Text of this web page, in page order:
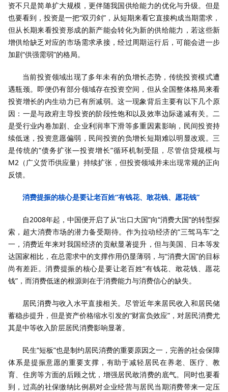
资不只是简单扩大规模，更伴随我国供给能力的优化与升级。但是
也要看到，投资是一把“双刃剑”，从短期来看它直接构成当期需求，
但从长期来看投资形成的新产能会转化为新的供给能力，若这些新
增供给缺乏对应的市场需求承接，经过周期运行后，可能会进一步
加剧“供强需弱”的格局。
当前投资领域出现了多年未有的负增长态势，传统投资模式遭
遇瓶颈。即便仍有部分领域存在投资空间，但从全国整体格局来看
投资增长的内生动力已有所减弱。这一现象背后主要有以下几个原
因：一是与政府主导投资的阶段性饱和以及效率边际递减有关。二
是受行业内卷加剧、企业利润率下滑等多重因素影响，民间投资持
续低迷，投资意愿偏弱，民间投资的负增长短期难以明显改观。三
是传统的“债务扩张—投资增长”循环机制受阻，尽管信贷规模与
M2（广义货币供应量）持续扩张，但投资领域并未出现常规的正向
反馈。
消费提振的核心是要让老百姓“有钱花、敢花钱、愿花钱”
自2008年起，中国便开启了从“出口大国”向“消费大国”的转型探
索，超大消费市场的潜力备受期待。作为拉动经济的“三驾马车”之
一，消费近年来对我国经济的贡献显著提升，但与美国、日本等发
达国家相比，在总需求中的支撑作用仍显薄弱，与“消费大国”的目标
尚有差距。消费提振的核心是要让老百姓“有钱花、敢花钱、愿花
钱”，而消费低迷的根源则在于消费能力与消费信心的缺失。
居民消费与收入水平直接相关。尽管近年来居民收入和居民储
蓄稳步提升，但是资产价格缩水引发的“财富负效应”，对居民消费尤
其是中等收入阶层居民消费影响显著。
民生“短板”也是制约居民消费的重要原因之一，完善的社会保障
体系是提振意愿的重要支撑，有助于减轻居民在养老、医疗、教
育、住房等方面的后顾之忧，增强居民敢消费的底气。同时也要看
到，过高的社保缴纳比例易对企业经营与居民当期消费带来一定压